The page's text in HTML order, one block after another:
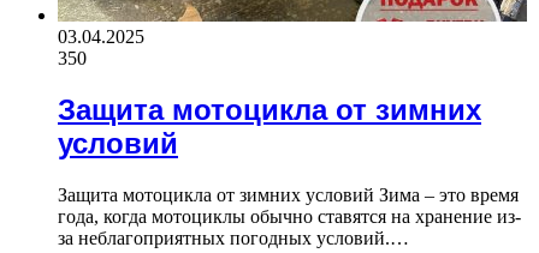
03.04.2025
350
Защита мотоцикла от зимних
условий
Защита мотоцикла от зимних условий Зима – это время
года, когда мотоциклы обычно ставятся на хранение из-
за неблагоприятных погодных условий.…